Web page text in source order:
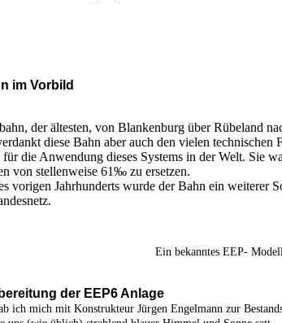
im Vorbild
der ältesten, von Blankenburg über Rübeland
diese Bahn aber auch den vielen
die Anwendung dieses Systems in der Welt. Sie
von stellenweise 61‰ zu ersetzen.
vorigen Jahrhunderts wurde der Bahn ein
Ein bekanntes EEP-
der EEP6 Anlage
ich mich mit Konstrukteur Jürgen Engelmann zur